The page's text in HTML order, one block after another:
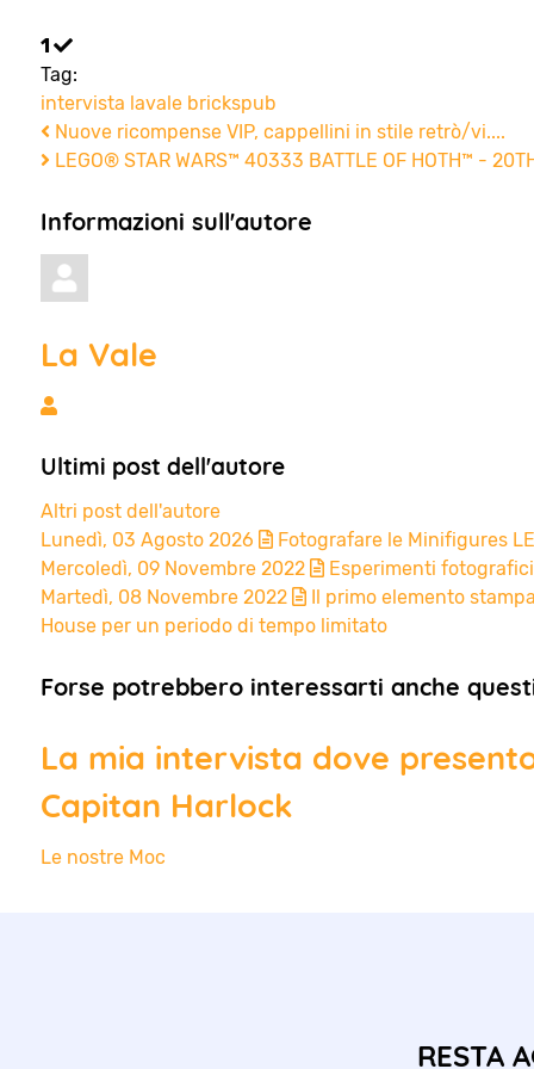
1
Tag:
intervista lavale brickspub
Nuove ricompense VIP, cappellini in stile retrò/vi....
LEGO® STAR WARS™ 40333 BATTLE OF HOTH™ -
Informazioni sull'autore
La Vale
La Vale
Ultimi post dell'autore
Altri post dell'autore
Lunedì, 03 Agosto 2026
Fotografare le Minifigures
Mercoledì, 09 Novembre 2022
Esperimenti fotografici
Martedì, 08 Novembre 2022
Il primo elemento
House per un periodo di tempo limitato
Forse potrebbero interessarti anche
La mia intervista dove
Capitan Harlock
Le nostre Moc
RESTA